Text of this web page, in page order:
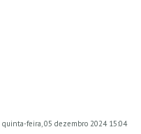
quinta-feira, 05 dezembro 2024 15:04